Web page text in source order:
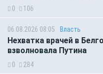
0 106
06.08.2026 08:05 Власть
Нехватка врачей в
взволновала Путина
0 284